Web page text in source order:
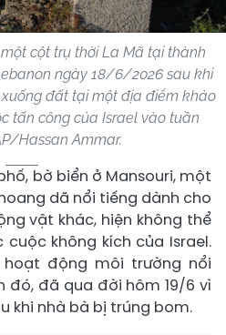
cột trụ thời La Mã tại thành
ngày 18/6/2026 sau khi
đất tại một địa điểm khảo
tấn công của Israel vào tuần
Hassan Ammar.
bờ biển ở Mansouri, một
dã nổi tiếng dành cho
vật khác, hiện không thể
không kích của Israel.
hoạt động môi trường nổi
đó, đã qua đời hôm 19/6 vì
khi nhà bà bị trúng bom.